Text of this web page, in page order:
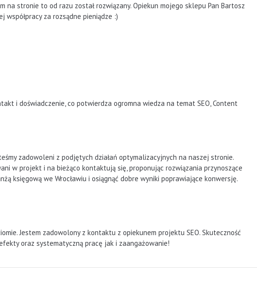
na stronie to od razu został rozwiązany. Opiekun mojego sklepu Pan Bartosz
za rozsądne pieniądze :)
i doświadczenie, co potwierdza ogromna wiedza na temat SEO, Content
zadowoleni z podjętych działań optymalizacyjnych na naszej stronie.
w projekt i na bieżąco kontaktują się, proponując rozwiązania przynoszące
księgową we Wrocławiu i osiągnąć dobre wyniki poprawiające konwersję.
Jestem zadowolony z kontaktu z opiekunem projektu SEO. Skuteczność
oraz systematyczną pracę jak i zaangażowanie!